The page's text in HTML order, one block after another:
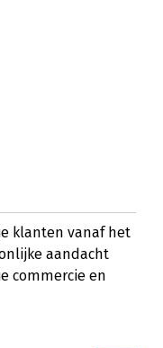
klanten vanaf het
aandacht
commercie en